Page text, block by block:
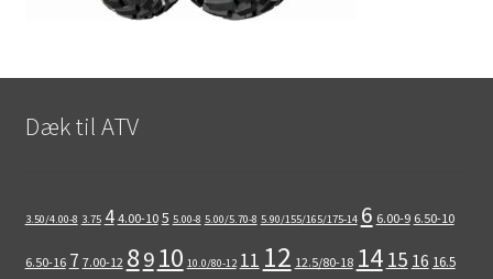
255/70-12″
14″ ATV-dæk
16″ ATV-dæk
Dæk til ATV
3.50/4.00-8 3.75 4 4.00-10 5 5.00-8 5.00/5.70-8 5.90/155/165/175-14 6 6.00-9 6.50-10
6.50-16 7 7.00-12 89 10 10.0/80-12 11 12 12.5/80-18 14 15 16 16.5